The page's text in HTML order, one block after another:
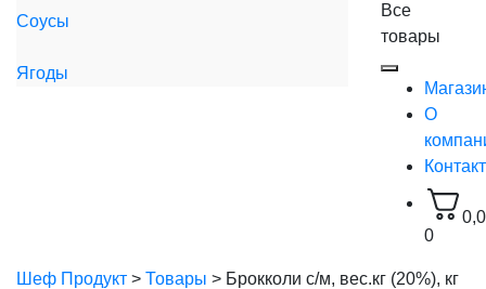
Соусы
Ягоды
Все
товары
О
0
Шеф Продукт > Товары > Брокколи с/м, вес.кг (20%), кг